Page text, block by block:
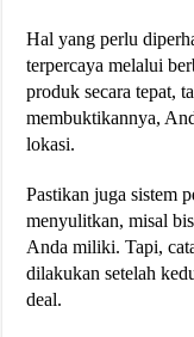
Hal yang perlu
terpercaya melalui
produk secara tepat,
membuktikannya,
lokasi.
Pastikan juga sistem
menyulitkan, misal
Anda miliki. Tapi,
dilakukan setelah
deal.